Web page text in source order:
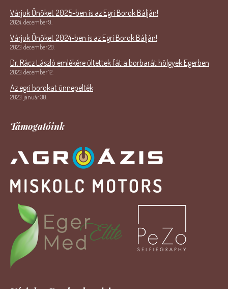
Várjuk Önöket 2025-ben is az Egri Borok Bálján!
2024. december 9.
Várjuk Önöket 2024-ben is az Egri Borok Bálján!
2023. december 29.
Dr. Rácz László emlékére ültettek fát a borbarát hölgyek Egerben
2023. december 12.
Az egri borokat ünnepelték
2023. január 30.
Támogatóink